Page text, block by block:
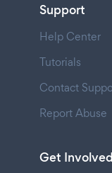
Support
Help Center
Tutorials
Contact
Report Abuse
Get Involved